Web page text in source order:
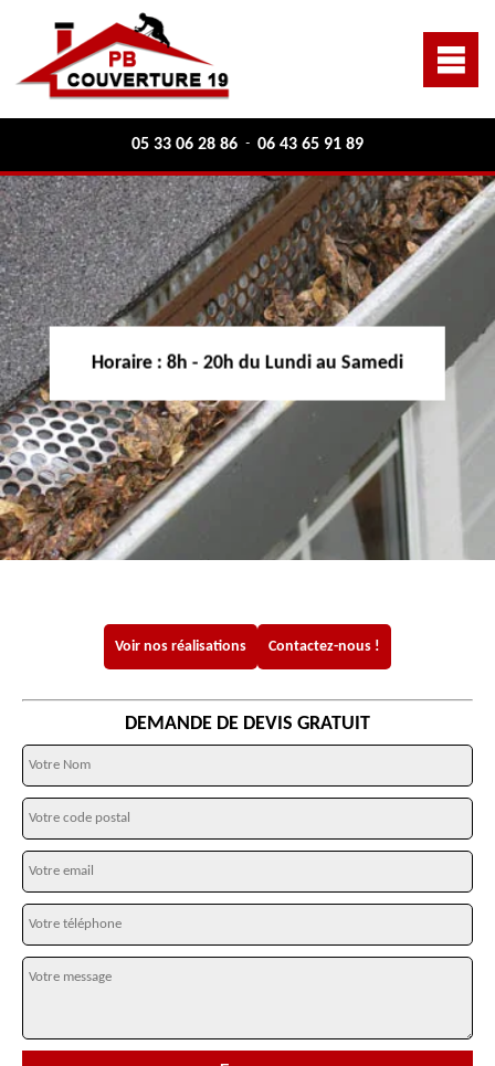
05 33 06 28 86 - 06 43 65 91 89
Horaire : 8h - 20h du Lundi au Samedi
Voir nos réalisations Contactez-nous !
DEMANDE DE DEVIS GRATUIT